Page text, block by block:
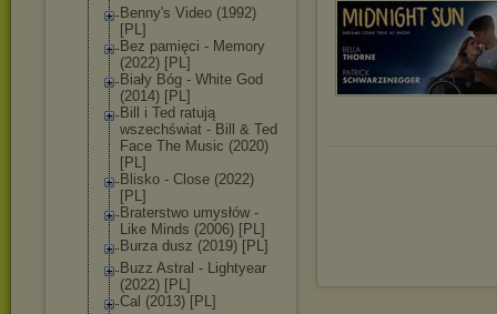
Benny's Video (1992)
[PL]
Bez pamięci - Memory
(2022) [PL]
Biały Bóg - White God
(2014) [PL]
Bill i Ted ratują
wszechświat - Bill & Ted
Face The Music (2020)
[PL]
Blisko - Close (2022)
[PL]
Braterstwo umysłów -
Like Minds (2006) [PL]
Burza dusz (2019) [PL]
Buzz Astral - Lightyear
(2022) [PL]
Cal (2013) [PL]